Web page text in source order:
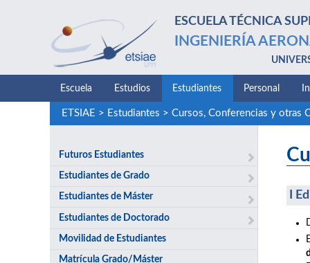
ESCUELA TÉCNICA
INGENIERÍA
Escuela Estudios Estudiantes Personal
ETSIAE > Estudiantes > Cursos, Conferencias y otras
Futuros Estudiantes
Estudiantes de Grado
Estudiantes de Máster
Estudiantes de Doctorado
Movilidad de Estudiantes
Matrícula Grado/Máster
I